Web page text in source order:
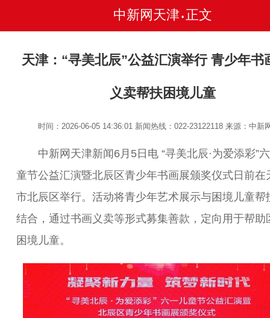
中新网天津 • 正文
天津：“寻美北辰”公益汇演举行 青少年书
义卖帮扶困境儿童
时间：2026-06-05 14:36:01 新闻热线：022-23122118来源：中新
中新网天津新闻6月5日电 “寻美北辰·为爱添彩”
童节公益汇演暨北辰区青少年书画展颁奖仪式日前在
市北辰区举行。活动将青少年艺术展示与困境儿童帮
结合，通过书画义卖等形式募集善款，定向用于帮助
困境儿童。